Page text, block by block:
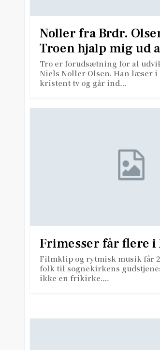
Noller fra Brdr.
Troen hjalp mig ud
Tro er forudsætning for al
Niels Noller Olsen. Han læser
kristent tv og går ind…
Frimesser får flere i
Filmklip og rytmisk musik får
folk til sognekirkens
ikke en frikirke.…